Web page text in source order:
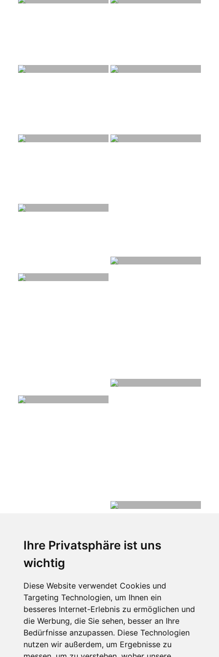
Ihre Privatsphäre ist uns
wichtig
Diese Website verwendet Cookies und
Targeting Technologien, um Ihnen ein
besseres Internet-Erlebnis zu ermöglichen und
die Werbung, die Sie sehen, besser an Ihre
Bedürfnisse anzupassen. Diese Technologien
nutzen wir außerdem, um Ergebnisse zu